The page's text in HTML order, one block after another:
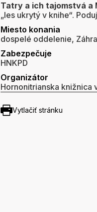
Tatry a ich tajomstvá a
„les ukrytý v knihe“.
Miesto konania
dospelé oddelenie,
Zabezpečuje
HNKPD
Organizátor
Hornonitrianska knižnica
Vytlačiť stránku